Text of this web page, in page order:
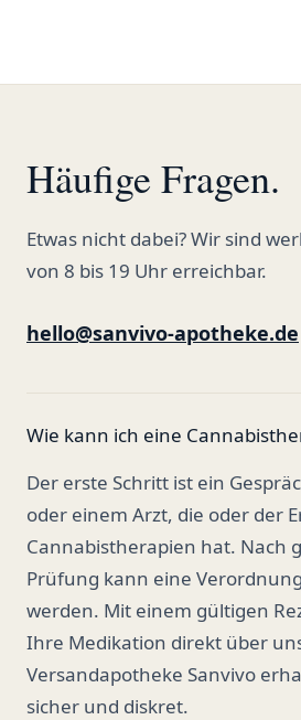
Häufige Fragen.
Etwas nicht dabei? Wir sind
von 8 bis 19 Uhr erreichbar.
hello@sanvivo-apotheke.de
Wie kann ich eine
Der erste Schritt ist ein
oder einem Arzt, die oder der
Cannabistherapien hat. Nach
Prüfung kann eine
werden. Mit einem gültigen
Ihre Medikation direkt über
Versandapotheke Sanvivo
sicher und diskret.